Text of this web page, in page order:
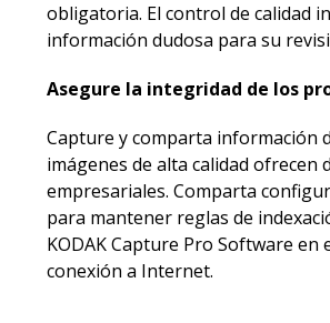
obligatoria. El control de calidad
información dudosa para su
Asegure la integridad de los
Capture y comparta información
imágenes de alta calidad ofrecen
empresariales. Comparta
para mantener reglas de
KODAK Capture Pro Software
conexión a Internet.